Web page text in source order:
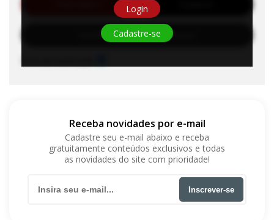
Habilite-se para efetuar lances
Login
Cadastre-se
Receba novidades por e-mail
Cadastre seu e-mail abaixo e receba
gratuitamente conteúdos exclusivos e todas
as novidades do site com prioridade!
Inscrever-se